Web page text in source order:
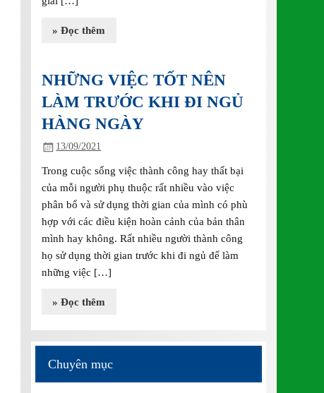
» Đọc thêm
NHỮNG VIỆC TỐT NÊN
LÀM TRƯỚC KHI ĐI NGỦ
HÀNG NGÀY
13/09/2021
Trong cuộc sống việc thành công hay thất bại
của mỗi người phụ thuộc rất nhiều vào việc
phân bổ và sử dụng thời gian của mình có phù
hợp với các điều kiện hoàn cảnh của bản thân
mình hay không. Rất nhiều người thành công
họ sử dụng thời gian trước khi đi ngủ để làm
những việc […]
» Đọc thêm
Chuyên mục